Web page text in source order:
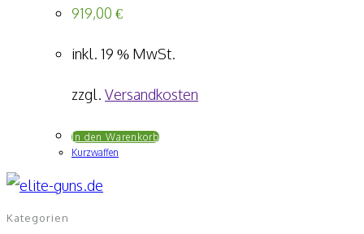
919,00 €
inkl. 19 % MwSt.
zzgl. Versandkosten
In den Warenkorb
Kurzwaffen
Kategorien